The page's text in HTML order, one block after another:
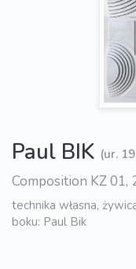
Paul BIK (ur.
Composition KZ 01,
technika własna,
boku: Paul Bik